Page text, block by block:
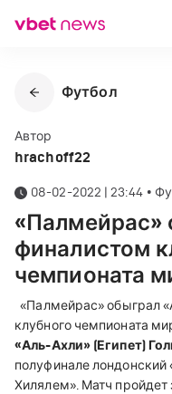
Футбол
Автор
hrachoff22
08-02-2022 | 23:44 •
«Палмейрас»
финалистом
чемпионата
«Палмейрас» обыграл
клубного чемпионата
«Аль-Ахли» (Египет)
полуфинале лондонский
Хилялем». Матч пройдет